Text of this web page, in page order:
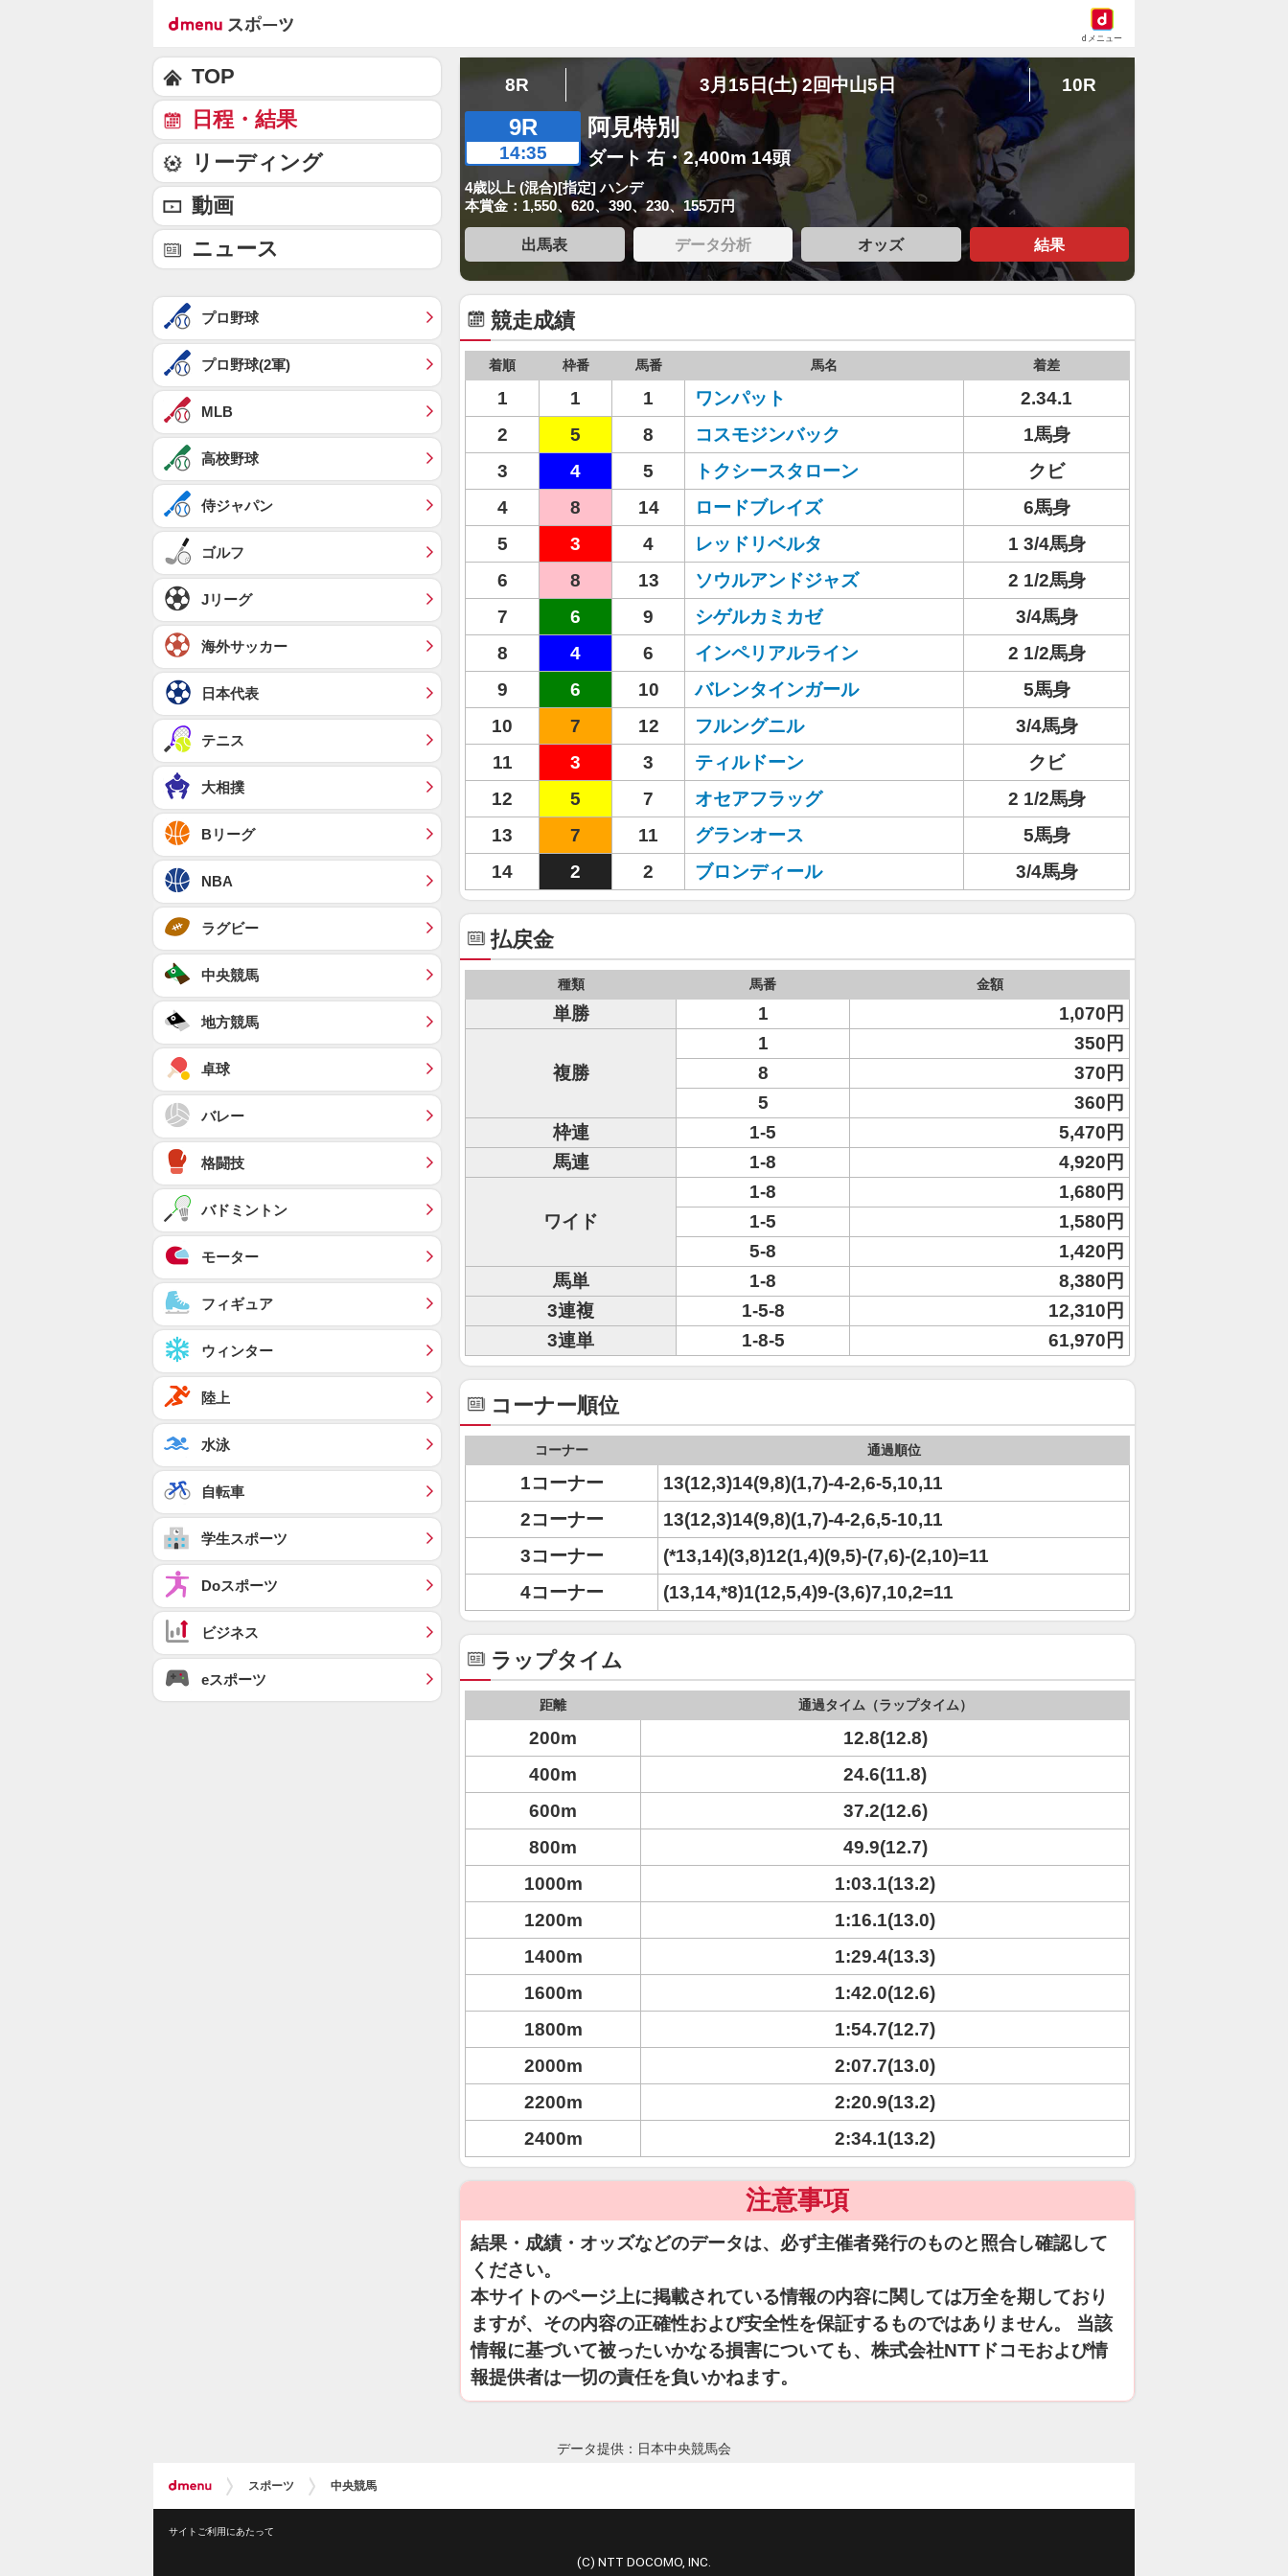
dメニュー
8R 3月15日(土) 2回中山5日 10R
9R
14:35
阿見特別
ダート 右・2,400m 14頭
4歳以上 (混合)[指定] ハンデ
本賞金：1,550、620、390、230、155万円
出馬表 データ分析 オッズ 結果
競走成績
着順 枠番 馬番 馬名 着差
1 1 1 ワンパット
2.34.1
2
5 8 コスモジンバック
1馬身
3
4 5 トクシースタローン
クビ
4
8 14 ロードブレイズ
6馬身
5
3 4 レッドリベルタ
1 3/4馬身
6
8 13 ソウルアンドジャズ
2 1/2馬身
7
6 9 シゲルカミカゼ
3/4馬身
8
4 6 インペリアルライン
2 1/2馬身
9
6 10 バレンタインガール
5馬身
10
7 12 フルングニル
3/4馬身
11
3 3 ティルドーン
クビ
12
5 7 オセアフラッグ
2 1/2馬身
13
7 11 グランオース
5馬身
14
2 2 ブロンディール 3/4馬身
払戻金
種類 馬番 金額
単勝 1 1,070円
複勝
1
350円
8
370円
5
360円
枠連
1-5
5,470円
馬連
1-8 4,920円
ワイド
1-8
1,680円
1-5
1,580円
5-8
1,420円
馬単
1-8
8,380円
3連複
1-5-8
12,310円
3連単
1-8-5 61,970円
コーナー順位
コーナー 通過順位
1コーナー
13(12,3)14(9,8)(1,7)-4-2,6-5,10,11
2コーナー
13(12,3)14(9,8)(1,7)-4-2,6,5-10,11
3コーナー
(*13,14)(3,8)12(1,4)(9,5)-(7,6)-(2,10)=11
4コーナー
(13,14,*8)1(12,5,4)9-(3,6)7,10,2=11
ラップタイム
距離 通過タイム（ラップタイム）
200m
12.8(12.8)
400m
24.6(11.8)
600m
37.2(12.6)
800m
49.9(12.7)
1000m
1:03.1(13.2)
1200m
1:16.1(13.0)
1400m
1:29.4(13.3)
1600m
1:42.0(12.6)
1800m
1:54.7(12.7)
2000m
2:07.7(13.0)
2200m
2:20.9(13.2)
2400m
2:34.1(13.2)
注意事項
結果・成績・オッズなどのデータは、必ず主催者発行のものと照合し確認して
ください。
本サイトのページ上に掲載されている情報の内容に関しては万全を期しており
ますが、その内容の正確性および安全性を保証するものではありません。 当該
情報に基づいて被ったいかなる損害についても、株式会社NTTドコモおよび情
報提供者は一切の責任を負いかねます。
TOP
日程・結果
リーディング
動画
ニュース
プロ野球
プロ野球(2軍)
MLB
高校野球
侍ジャパン
ゴルフ
Jリーグ
海外サッカー
日本代表
テニス
大相撲
Bリーグ
NBA
ラグビー
中央競馬
地方競馬
卓球
バレー
格闘技
バドミントン
モーター
フィギュア
ウィンター
陸上
水泳
自転車
学生スポーツ
Doスポーツ
ビジネス
eスポーツ
データ提供：日本中央競馬会
スポーツ 中央競馬
サイトご利用にあたって
(C) NTT DOCOMO, INC.